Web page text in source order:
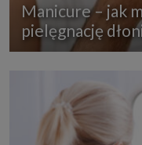
Manicure – jak
pielęgnację